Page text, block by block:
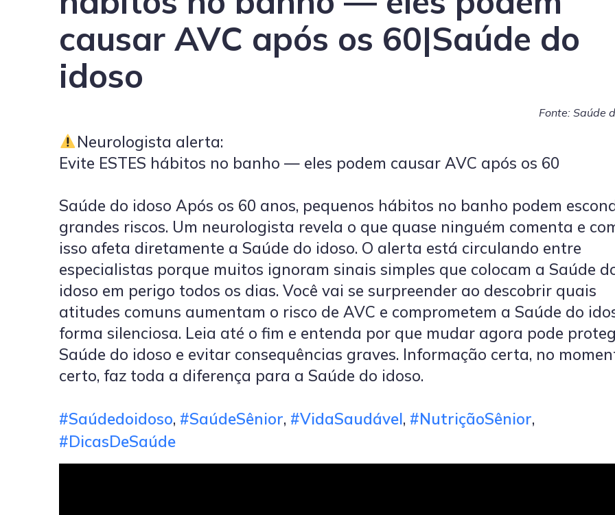
causar AVC após os 60|Saúde do
idoso
Fonte: Saúde
Neurologista alerta:
Evite ESTES hábitos no banho — eles podem causar AVC após os 60
Saúde do idoso Após os 60 anos, pequenos hábitos no banho podem
grandes riscos. Um neurologista revela o que quase ninguém comenta e
isso afeta diretamente a Saúde do idoso. O alerta está circulando entre
especialistas porque muitos ignoram sinais simples que colocam a Saúde
idoso em perigo todos os dias. Você vai se surpreender ao descobrir quais
atitudes comuns aumentam o risco de AVC e comprometem a Saúde do
forma silenciosa. Leia até o fim e entenda por que mudar agora pode
Saúde do idoso e evitar consequências graves. Informação certa, no
certo, faz toda a diferença para a Saúde do idoso.
#Saúdedoidoso, #SaúdeSênior, #VidaSaudável, #NutriçãoSênior,
#DicasDeSaúde